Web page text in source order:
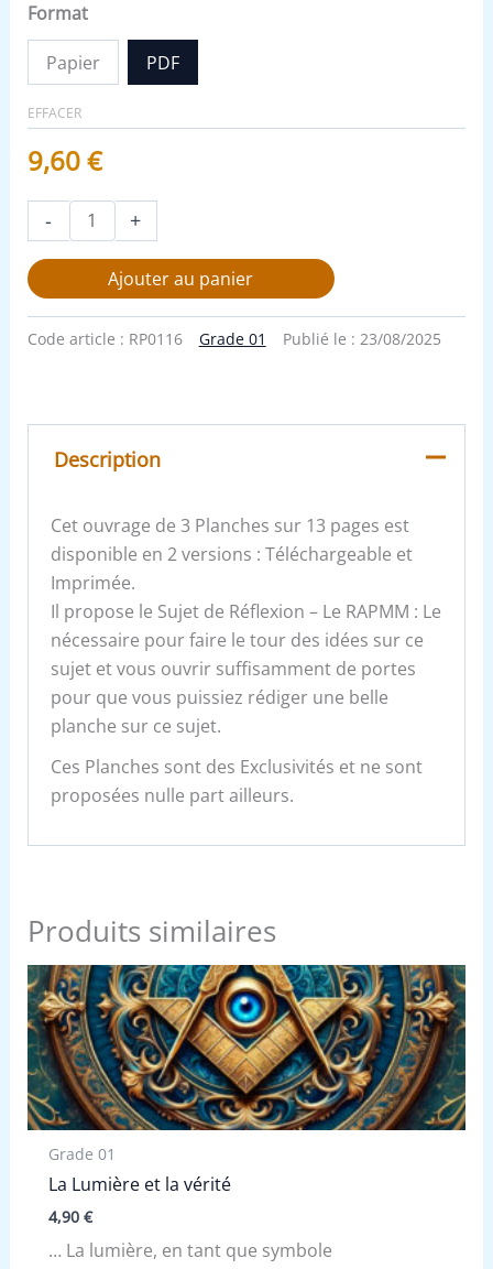
Format
Papier PDF
EFFACER
9,60€
- +
Ajouter au panier
Code article : RP0116 Grade 01 Publié le : 23/08/2025
Description
Cet ouvrage de 3 Planches sur 13 pages est
disponible en 2 versions : Téléchargeable et
Imprimée.
Il propose le Sujet de Réflexion – Le RAPMM : Le
nécessaire pour faire le tour des idées sur ce
sujet et vous ouvrir suffisamment de portes
pour que vous puissiez rédiger une belle
planche sur ce sujet.
Ces Planches sont des Exclusivités et ne sont
proposées nulle part ailleurs.
Produits similaires
Grade 01
La Lumière et la vérité
4,90 €
… La lumière, en tant que symbole